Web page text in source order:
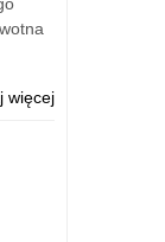
więcejo: